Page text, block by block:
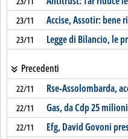
23/11 Accise, Assotir: bene
23/11 Legge di Bilancio, le
Precedenti
22/11 Rse-Assolombarda,
22/11 Gas, da Cdp 25
22/11 Efg, David Govoni